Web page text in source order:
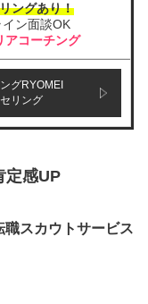
ングあり！
ン面談OK
アコーチング
グRYOMEI
リング
定感UP
職スカウトサービス